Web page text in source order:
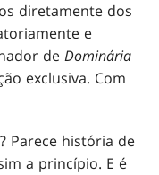
diretamente dos
e
deDominária
exclusiva. Com
Parece história de
a princípio. E é